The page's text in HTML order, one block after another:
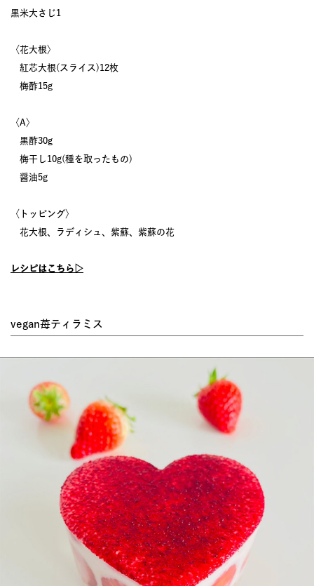
黒米大さじ1
〈花大根〉
紅芯大根(スライス)12枚
梅酢15g
〈A〉
黒酢30g
梅干し10g(種を取ったもの)
醤油5g
〈トッピング〉
花大根、ラディシュ、紫蘇、紫蘇の花
レシピはこちら▷
vegan苺ティラミス